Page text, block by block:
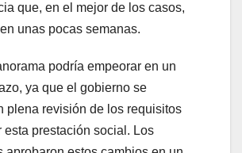
que, en el mejor de los casos,
unas pocas semanas.
podría empeorar en un
ya que el gobierno se
plena revisión de los requisitos
esta prestación social. Los